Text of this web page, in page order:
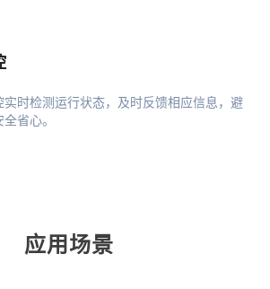
实时检测运行状态，及时反馈相应信息，避
省心。
应用场景